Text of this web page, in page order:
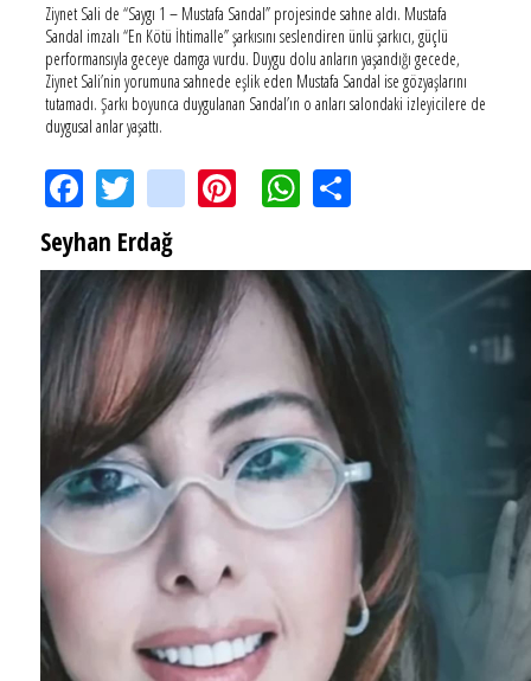
Ziynet Sali de “Saygı 1 – Mustafa Sandal” projesinde sahne aldı. Mustafa
Sandal imzalı “En Kötü İhtimalle” şarkısını seslendiren ünlü şarkıcı, güçlü
performansıyla geceye damga vurdu. Duygu dolu anların yaşandığı gecede,
Ziynet Sali’nin yorumuna sahnede eşlik eden Mustafa Sandal ise gözyaşlarını
tutamadı. Şarkı boyunca duygulanan Sandal’ın o anları salondaki izleyicilere de
duygusal anlar yaşattı.
FacebookTwitterinstagramPinterestWhatsApp
Seyhan Erdağ
SEYHAN ERDAĞ YAZDI: Peki Mehmet Ali Erbil bu evliliği neden yaptı?